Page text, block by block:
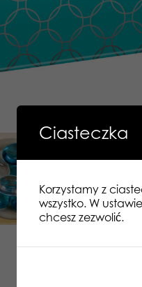
Ciasteczka
Korzystamy z
wszystko. W
chcesz zezwolić.